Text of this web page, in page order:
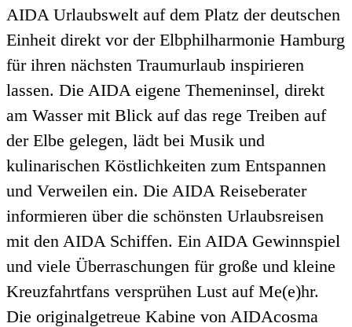
AIDA Urlaubswelt auf dem Platz der deutschen
Einheit direkt vor der Elbphilharmonie Hamburg
für ihren nächsten Traumurlaub inspirieren
lassen. Die AIDA eigene Themeninsel, direkt
am Wasser mit Blick auf das rege Treiben auf
der Elbe gelegen, lädt bei Musik und
kulinarischen Köstlichkeiten zum Entspannen
und Verweilen ein. Die AIDA Reiseberater
informieren über die schönsten Urlaubsreisen
mit den AIDA Schiffen. Ein AIDA Gewinnspiel
und viele Überraschungen für große und kleine
Kreuzfahrtfans versprühen Lust auf Me(e)hr.
Die originalgetreue Kabine von AIDAcosma